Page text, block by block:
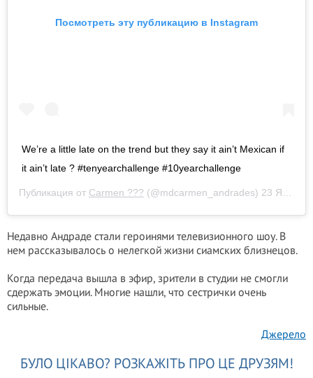
Посмотреть эту публикацию в Instagram
We’re a little late on the trend but they say it ain’t Mexican if
it ain’t late ? #tenyearchallenge #10yearchallenge
Публикация от Carmen ??? (@mdcarmen_andrades) 23 Янв 2019 в 12:41 PST
Недавно Андраде стали героинями телевизионного шоу. В
нем рассказывалось о нелегкой жизни сиамских близнецов.
Когда передача вышла в эфир, зрители в студии не смогли
сдержать эмоции. Многие нашли, что сестрички очень
сильные.
Джерело
БУЛО ЦІКАВО? РОЗКАЖІТЬ ПРО ЦЕ ДРУЗЯМ!